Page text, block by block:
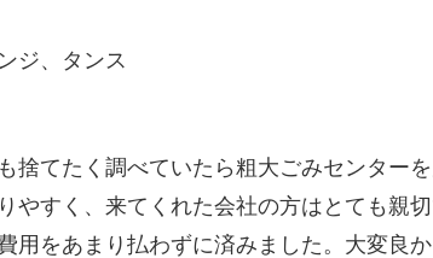
ジ、タンス
捨てたく調べていたら粗大ごみセンター
やすく、来てくれた会社の方はとても親
用をあまり払わずに済みました。大変良か